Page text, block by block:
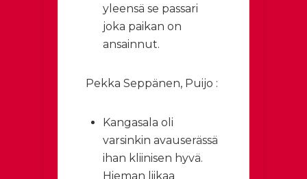
yleensä se passari
joka paikan on
ansainnut.
Pekka Seppänen, Puijo :
Kangasala oli
varsinkin avauserässä
ihan kliinisen hyvä.
Hieman liikaa